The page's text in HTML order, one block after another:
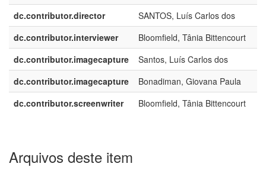
dc.contributor.director
SANTOS, Luís Carlos dos
dc.contributor.interviewer
Bloomfield, Tânia Bittencourt
dc.contributor.imagecapture
Santos, Luís Carlos dos
dc.contributor.imagecapture
Bonadiman, Giovana Paula
dc.contributor.screenwriter
Bloomfield, Tânia Bittencourt
Arquivos deste item